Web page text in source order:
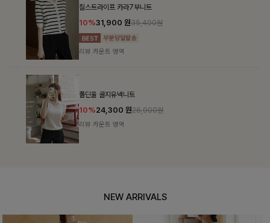
칠스트라이프 카라7부니트
10% 31,900원35,400원
리뷰 카운트 영역
폴딘울 골지유넥니트
10%24,300원26,900원
리뷰 카운트 영역
NEW ARRIVALS